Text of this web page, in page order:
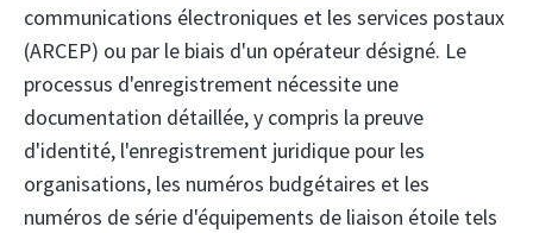
communications électroniques et les services postaux
(ARCEP) ou par le biais d'un opérateur désigné. Le
processus d'enregistrement nécessite une
documentation détaillée, y compris la preuve
d'identité, l'enregistrement juridique pour les
organisations, les numéros budgétaires et les
numéros de série d'équipements de liaison étoile tels